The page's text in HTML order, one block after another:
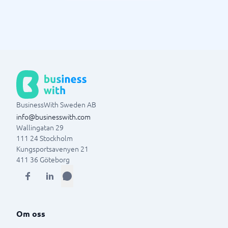
BusinessWith Sweden AB
info@businesswith.com
Wallingatan 29
111 24Stockholm
Kungsportsavenyen 21
411 36 Göteborg
Om oss